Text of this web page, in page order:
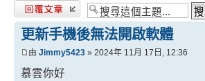
發表回覆
更新手機後無法開啟軟體
由 Jimmy5423 » 2024年 11月 17日, 12:36
慕雲你好